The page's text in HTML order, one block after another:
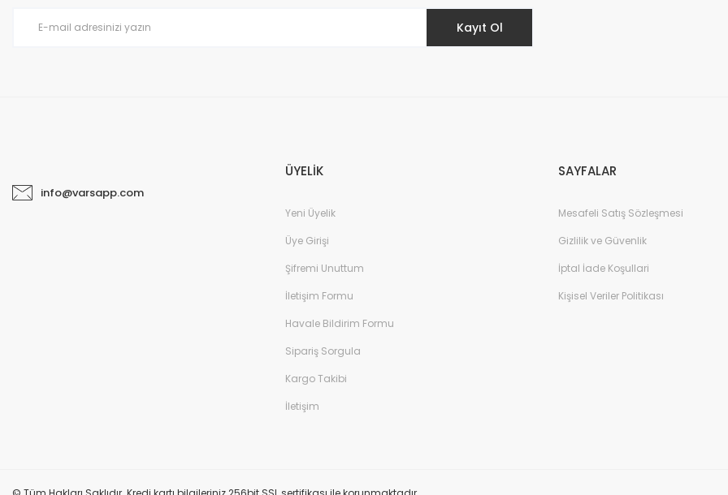
Kayıt Ol
info@varsapp.com
ÜYELİK
Yeni Üyelik
Üye Girişi
Şifremi Unuttum
İletişim Formu
Havale Bildirim Formu
Sipariş Sorgula
Kargo Takibi
İletişim
SAYFALAR
Mesafeli Satış Sözleşmesi
Gizlilik ve Güvenlik
İptal İade Koşullari
Kişisel Veriler Politikası